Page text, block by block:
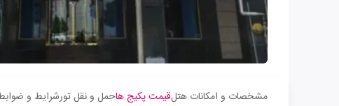
مشخصات و امکانات هتلقیمت پکیج هاحمل و نقل تورشرایط و